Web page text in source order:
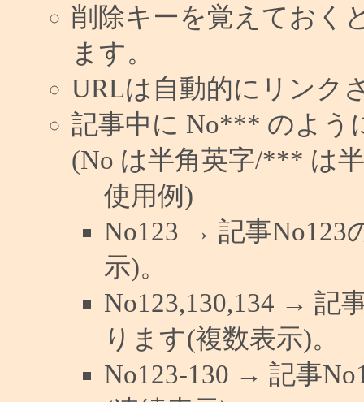
削除キーを覚えておく
ます。
URLは自動的にリンク
記事中に No*** のよう
(No は半角英字/*** は
使用例)
No123 → 記事No123
示)。
No123,130,134 → 記
ります(複数表示)。
No123-130 → 記事